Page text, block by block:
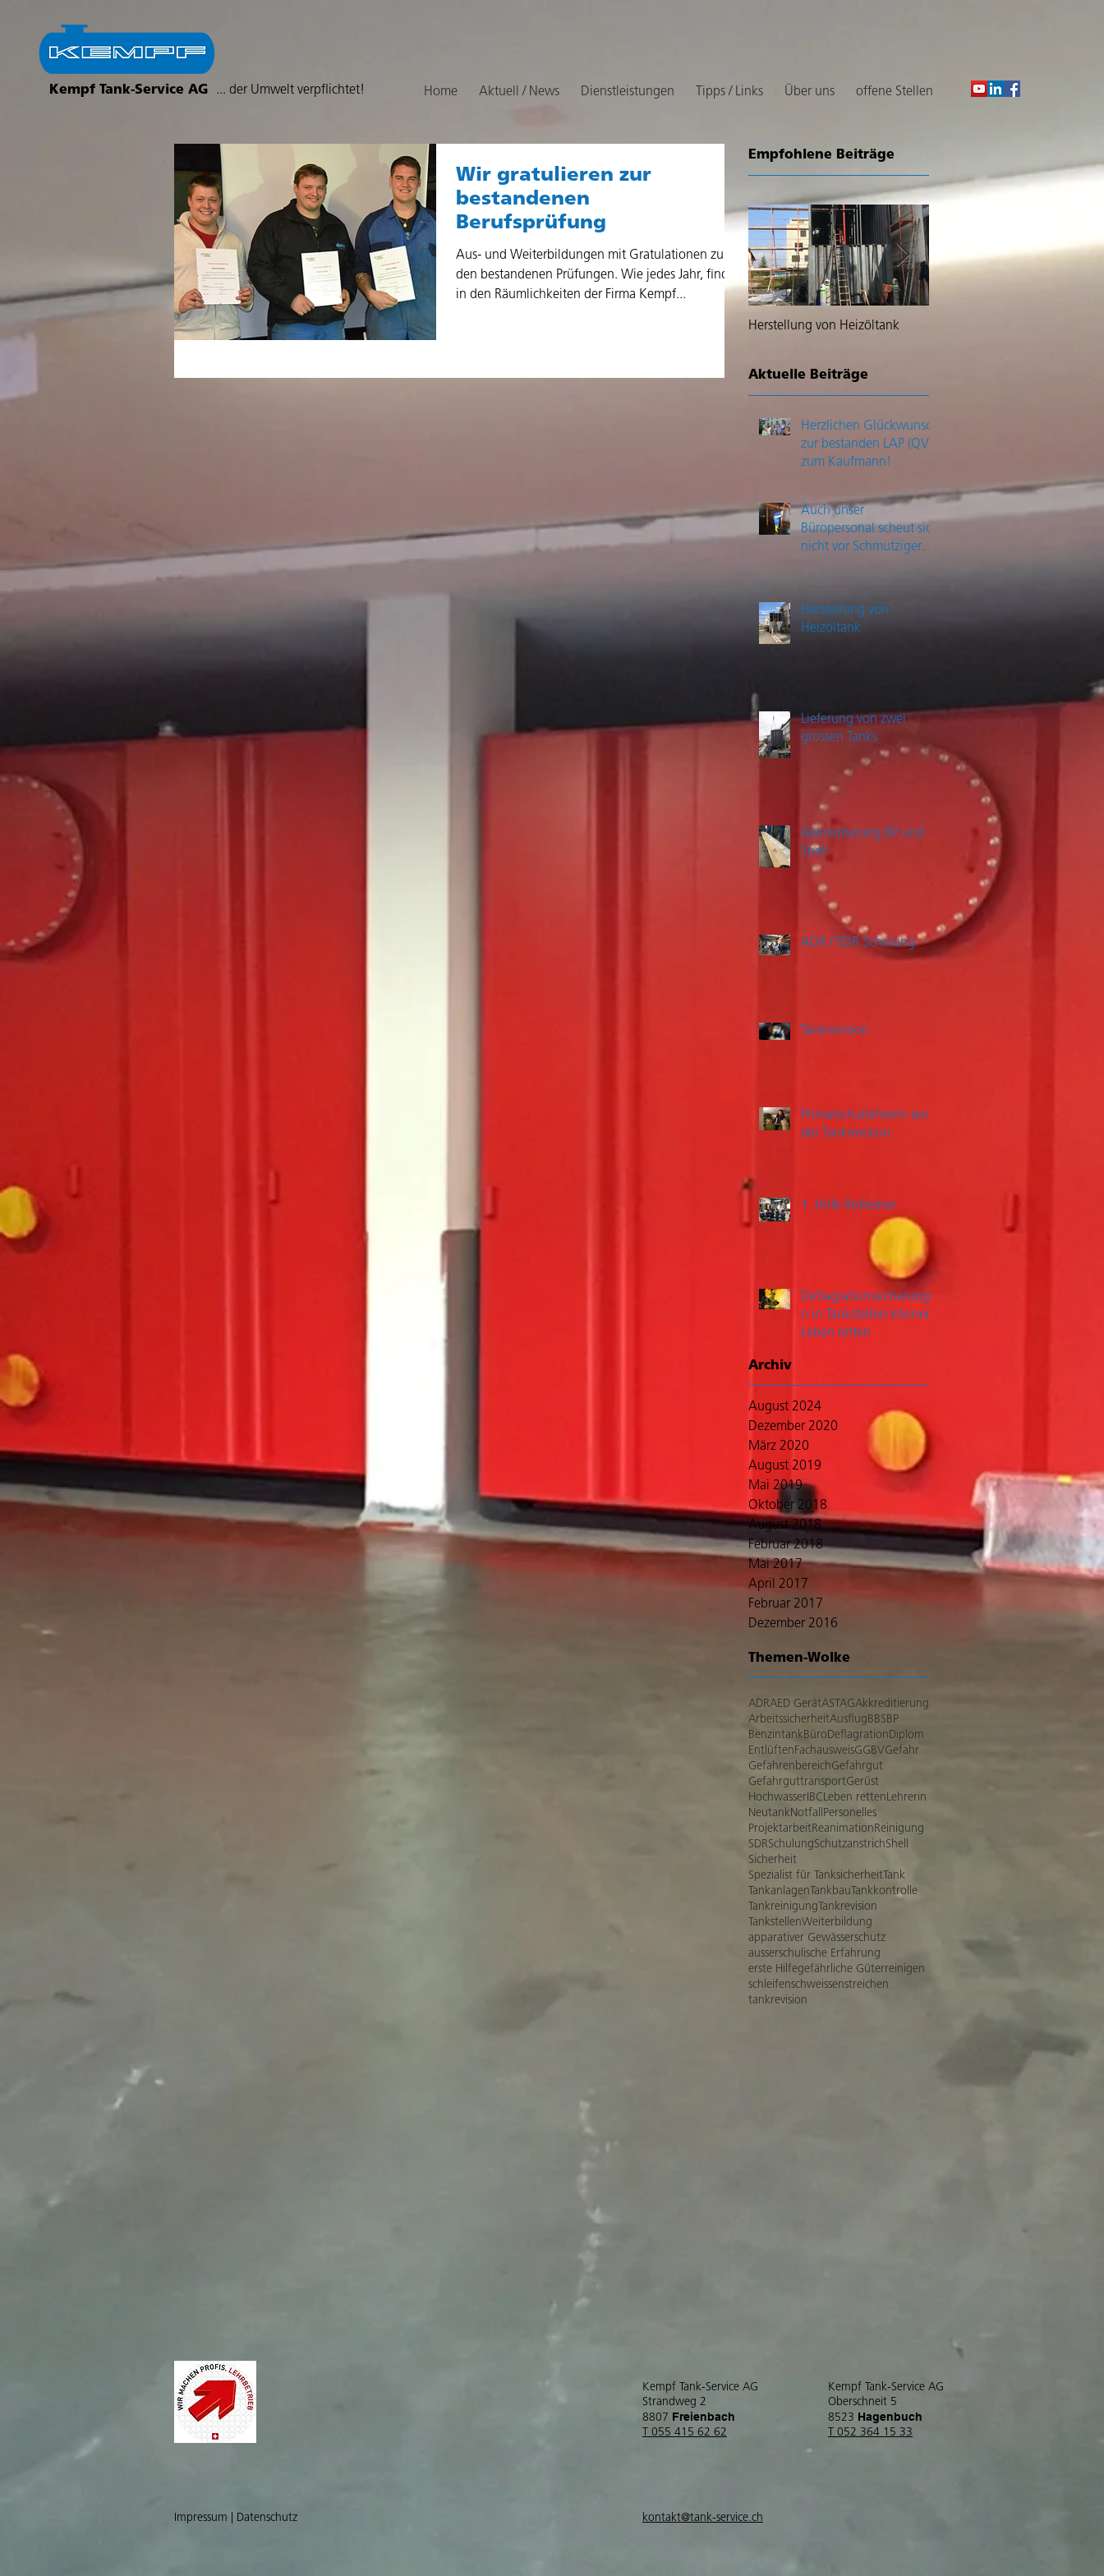
Kempf Tank-Service AG ... der Umwelt verpflichtet! Home Aktuell / News Dienstleistungen Tipps / Links Über uns offene Stellen
Wir gratulieren zur
bestandenen
Berufsprüfung
Aus- und Weiterbildungen mit Gratulationen zu
den bestandenen Prüfungen. Wie jedes Jahr, findet
in den Räumlichkeiten der Firma Kempf...
Empfohlene Beiträge
Herstellung von Heizöltank
Aktuelle Beiträge
Herzlichen Glückwunsch
zur bestanden LAP (QV)
zum Kaufmann!
Auch unser
Büropersonal scheut sich
nicht vor Schmutziger
Herstellung von
Heizöltank
Lieferung von zwei
grossen Tanks
Akkrediterung BP und
Shell
ADR / SDR Schulung
Tankrevision
Primarschullehrerin bei
der Tankrevision
1. Hilfe Refresher
Deflagrationssicherunge
n in Tankstellen können
Leben retten
Archiv
August 2024
Dezember 2020
März 2020
August 2019
Mai 2019
Oktober 2018
August 2018
Februar 2018
Mai 2017
April 2017
Februar 2017
Dezember 2016
Themen-Wolke
ADRAED GerätASTAGAkkreditierung
ArbeitssicherheitAusflug BBS BP
BenzintankBüro Deflagration Diplom
Entlüften FachausweisGGBVGefahr
GefahrenbereichGefahrgut
GefahrguttransportGerüst
Hochwasser IBC Leben retten Lehrerin
Neutank Notfall Personelles
ProjektarbeitReanimation Reinigung
SDRSchulungSchutzanstrichShell
Sicherheit
Spezialist für Tanksicherheit Tank
Tankanlagen Tankbau Tankkontrolle
Tankreinigung Tankrevision
TankstellenWeiterbildung
apparativer Gewässerschutz
ausserschulische Erfahrung
erste Hilfegefährliche Güterreinigen
schleifenschweissenstreichen
tankrevision
Impressum | Datenschutz
Kempf Tank-Service AG
Strandweg 2
8807 Freienbach
T 055 415 62 62
Kempf Tank-Service AG
Oberschneit 5
8523 Hagenbuch
T 052 364 15 33
kontakt@tank-service.ch